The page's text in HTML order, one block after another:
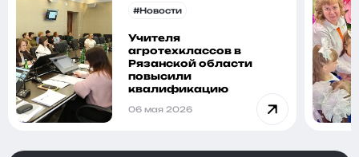
#Новости
Учителя
агротехклассов в
Рязанской области
повысили
квалификацию
06 мая 2026